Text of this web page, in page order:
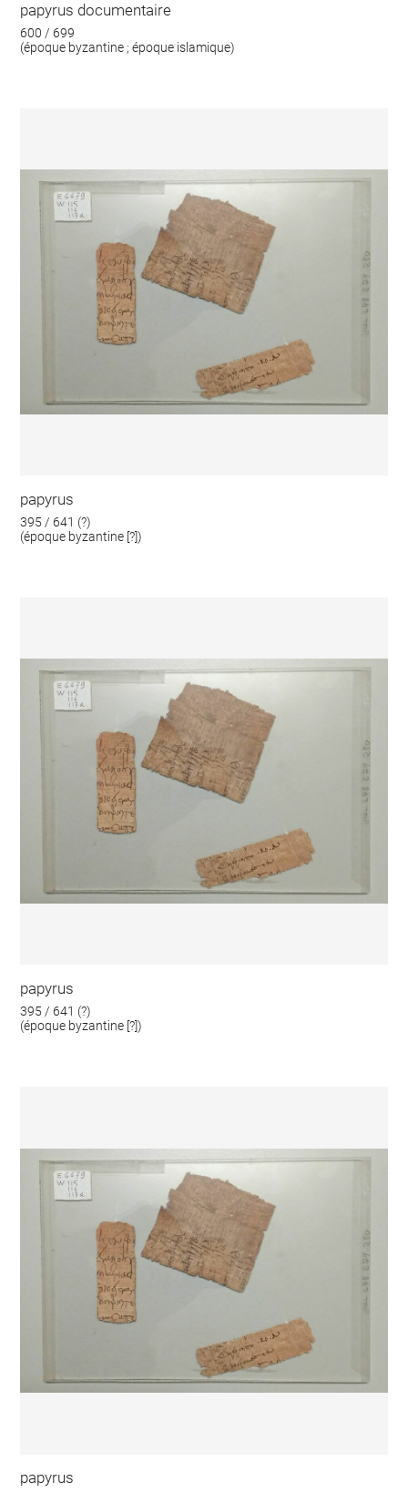
papyrus documentaire
600 / 699
(époque byzantine ; époque islamique)
papyrus
395 / 641 (?)
(époque byzantine [?])
papyrus
395 / 641 (?)
(époque byzantine [?])
papyrus